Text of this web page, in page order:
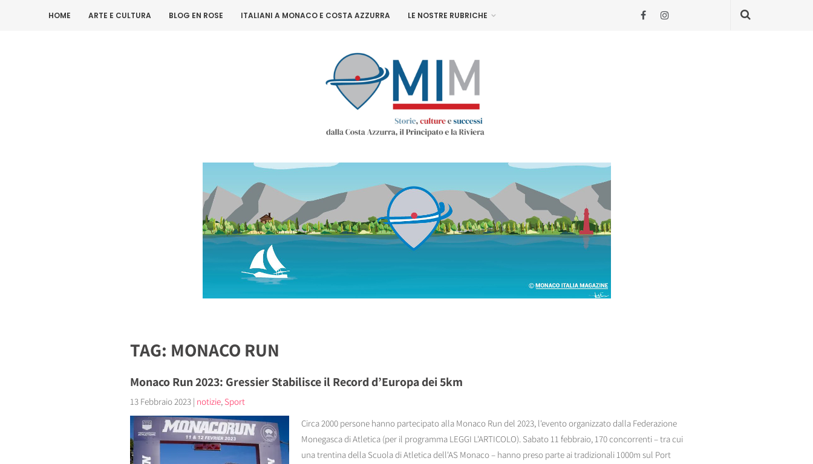
HOME ARTE E CULTURA BLOG EN ROSE ITALIANI A MONACO E COSTA AZZURRA LE NOSTRE RUBRICHE
TAG: MONACO RUN
Monaco Run 2023: Gressier Stabilisce il Record d’Europa dei 5km
13 Febbraio 2023 | notizie, Sport
Circa 2000 persone hanno partecipato alla Monaco Run del 2023, l'evento organizzato dalla Federazione
Monegasca di Atletica (per il programma LEGGI L'ARTICOLO). Sabato 11 febbraio, 170 concorrenti – tra cui
una trentina della Scuola di Atletica dell'AS Monaco – hanno preso parte ai tradizionali 1000m sul Port